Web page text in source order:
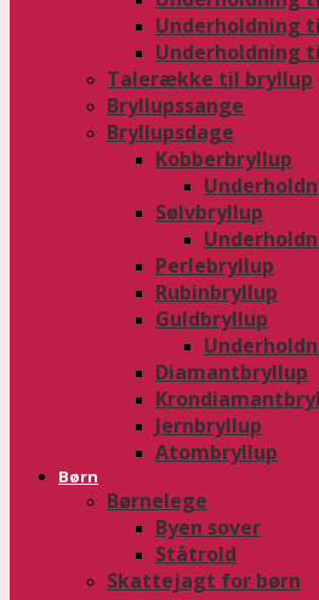
Underholdning
Underholdning
Talerække til bryllup
Bryllupssange
Bryllupsdage
Kobberbryllup
Sølvbryllup
Perlebryllup
Rubinbryllup
Guldbryllup
Diamantbryllup
Jernbryllup
Atombryllup
Børn
Børnelege
Byen sover
Ståtrold
Skattejagt for børn